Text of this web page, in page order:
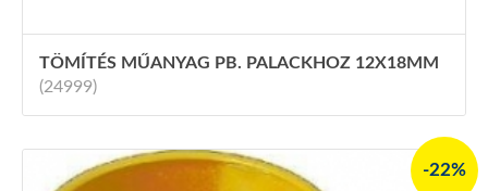
TÖMÍTÉS MŰANYAG PB. PALACKHOZ 12X18MM
(24999)
-22%